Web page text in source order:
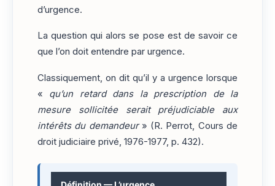
d’urgence.
La question qui alors se pose est de savoir ce
que l’on doit entendre par urgence.
Classiquement, on dit qu’il y a urgence lorsque
« qu’un retard dans la prescription de la
mesure sollicitée serait préjudiciable aux
intérêts du demandeur» (R. Perrot, Cours de
droit judiciaire privé, 1976-1977, p. 432).